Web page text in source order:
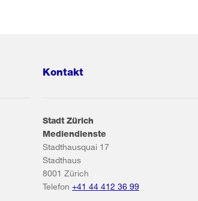
Kontakt
Stadt Zürich
Mediendienste
Stadthausquai 17
Stadthaus
8001 Zürich
Telefon +41 44 412 36 99